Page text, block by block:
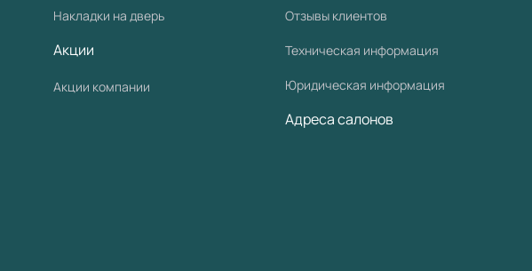
Накладки на дверь
Акции
Акции компании
Отзывы клиентов
Техническая информация
Юридическая информация
Адреса салонов